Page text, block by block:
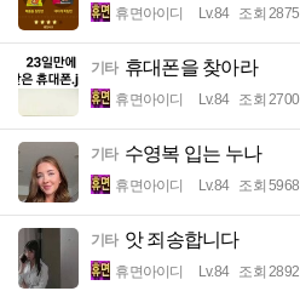
휴면아이디 Lv.84 조회 2875
기타 휴대폰을 찾아라
휴면아이디 Lv.84 조회 2700
기타 수영복 입는 누나
휴면아이디 Lv.84 조회 5968
기타 앗 죄송합니다
휴면아이디 Lv.84 조회 2892